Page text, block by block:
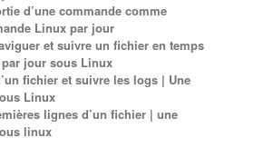
d’une commande comme
Linux par jour
et suivre un fichier en temps
jour sous Linux
fichier et suivre les logs | Une
Linux
lignes d’un fichier | une
linux